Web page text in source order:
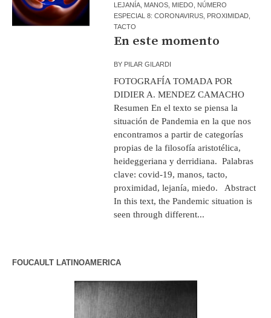
LEJANÍA MANOS MIEDO
NÚMERO
ESPECIAL 8: CORONAVIRUS PROXIMIDAD
TACTO
En este momento
BY PILAR GILARDI
FOTOGRAFÍA TOMADA POR
DIDIER A. MENDEZ CAMACHO
Resumen En el texto se piensa la
situación de Pandemia en la que nos
encontramos a partir de categorías
propias de la filosofía aristotélica,
heideggeriana y derridiana. Palabras
clave: covid-19, manos, tacto,
proximidad, lejanía, miedo. Abstract
In this text, the Pandemic situation is
seen through different...
FOUCAULT LATINOAMERICA